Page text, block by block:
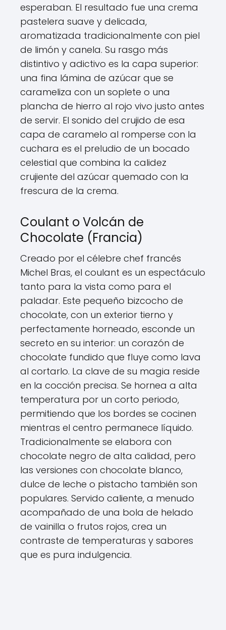
esperaban. El resultado fue una crema
pastelera suave y delicada,
aromatizada tradicionalmente con piel
de limón y canela. Su rasgo más
distintivo y adictivo es la capa superior:
una fina lámina de azúcar que se
carameliza con un soplete o una
plancha de hierro al rojo vivo justo antes
de servir. El sonido del crujido de esa
capa de caramelo al romperse con la
cuchara es el preludio de un bocado
celestial que combina la calidez
crujiente del azúcar quemado con la
frescura de la crema.
Coulant o Volcán de
Chocolate (Francia)
Creado por el célebre chef francés
Michel Bras, el coulant es un espectáculo
tanto para la vista como para el
paladar. Este pequeño bizcocho de
chocolate, con un exterior tierno y
perfectamente horneado, esconde un
secreto en su interior: un corazón de
chocolate fundido que fluye como lava
al cortarlo. La clave de su magia reside
en la cocción precisa. Se hornea a alta
temperatura por un corto periodo,
permitiendo que los bordes se cocinen
mientras el centro permanece líquido.
Tradicionalmente se elabora con
chocolate negro de alta calidad, pero
las versiones con chocolate blanco,
dulce de leche o pistacho también son
populares. Servido caliente, a menudo
acompañado de una bola de helado
de vainilla o frutos rojos, crea un
contraste de temperaturas y sabores
que es pura indulgencia.